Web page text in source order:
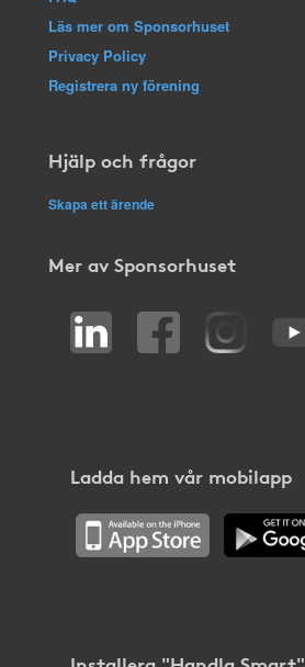
Läs mer om Sponsorhuset
Privacy Policy
Registrera ny förening
Hjälp och frågor
Skapa ett ärende
Mer av Sponsorhuset
Ladda hem vår mobilapp